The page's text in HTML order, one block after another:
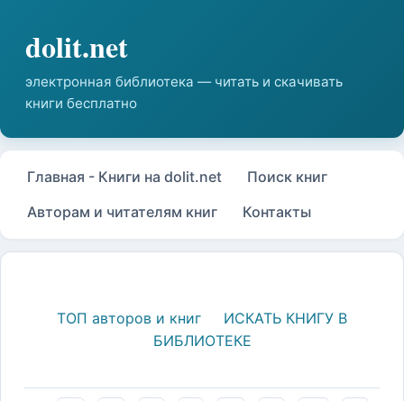
Главная - Книги на dolit.net
Поиск книг
Авторам и читателям книг
Контакты
ТОП авторов и книг
ИСКАТЬ КНИГУ В
БИБЛИОТЕКЕ